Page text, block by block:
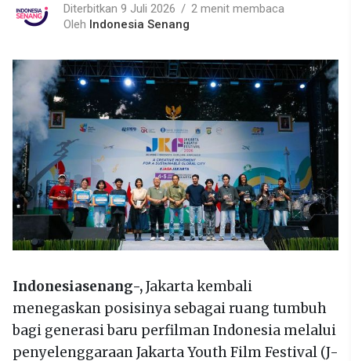
Diterbitkan 9 Juli 2026
2 menit membaca
Oleh Indonesia Senang
Indonesiasenang-,Jakarta kembali
menegaskan posisinya sebagai ruang tumbuh
bagi generasi baru perfilman Indonesia melalui
penyelenggaraan Jakarta Youth Film Festival (J-